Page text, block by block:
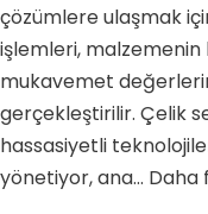
çözümlere ulaşmak
işlemleri,
mukavemet
gerçekleştirilir. Çelik
hassasiyetli
yönetiyor, ana… Daha